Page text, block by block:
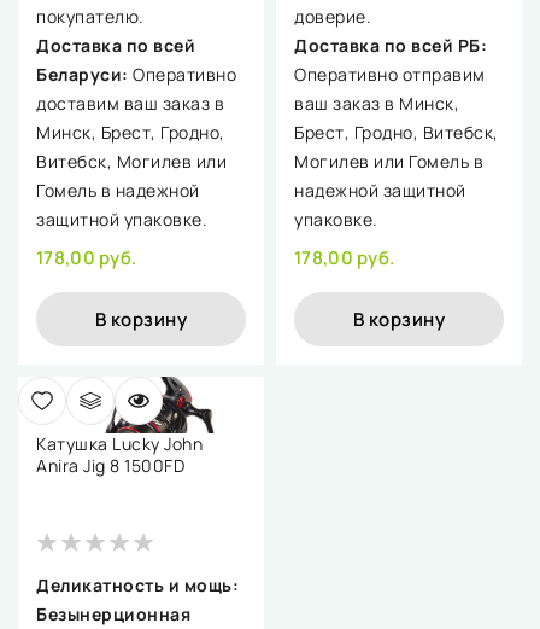
покупателю.
Доставка по всей
Беларуси: Оперативно
доставим ваш заказ в
Минск, Брест, Гродно,
Витебск, Могилев или
Гомель в надежной
защитной упаковке.
178,00 руб.
В корзину
доверие.
Доставка по всей РБ:
Оперативно отправим
ваш заказ в Минск,
Брест, Гродно, Витебск,
Могилев или Гомель в
надежной защитной
упаковке.
178,00 руб.
В корзину
Катушка Lucky John
Anira Jig 8 1500FD
Деликатность и мощь:
Безынерционная